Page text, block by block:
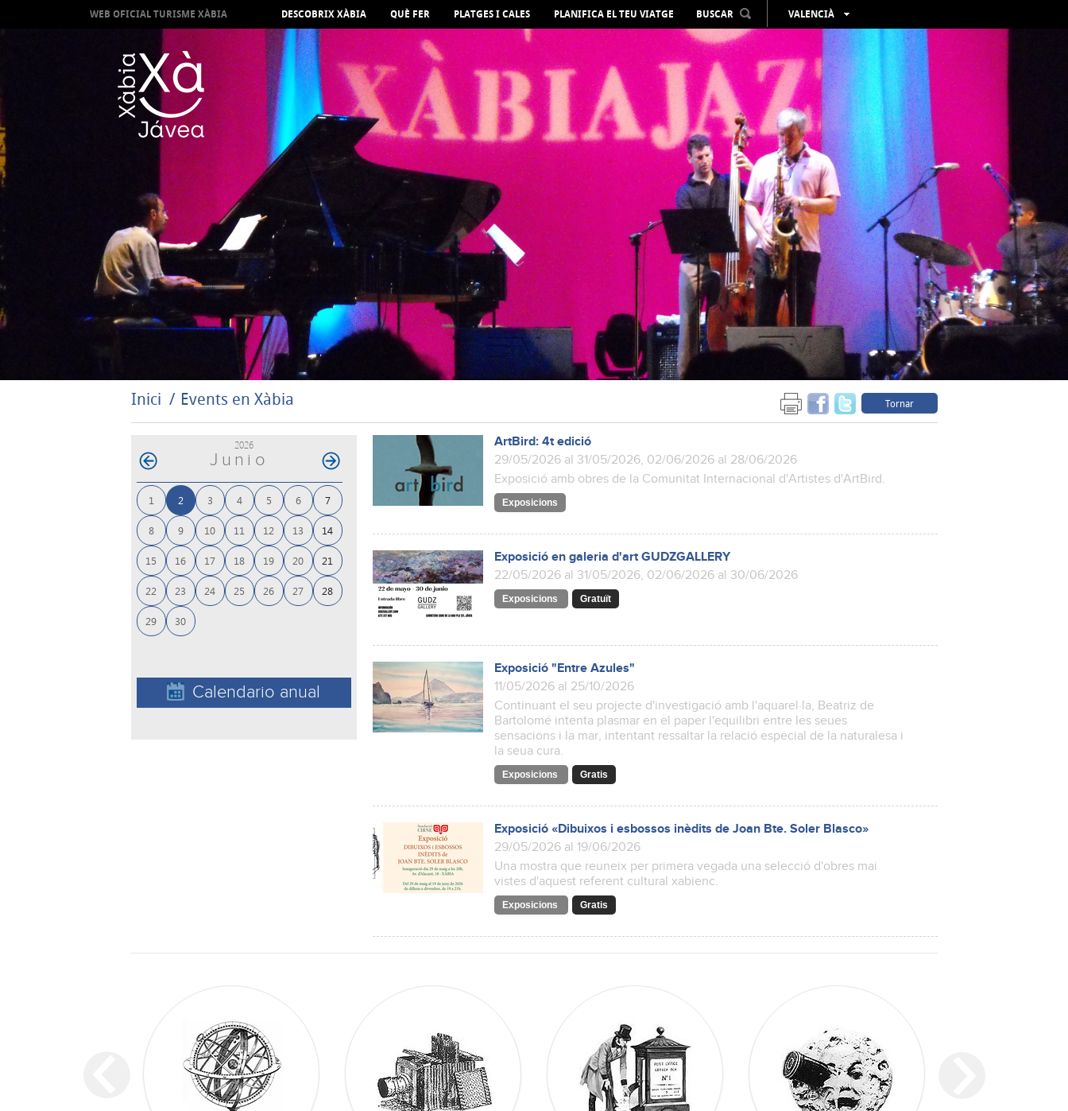
WEB OFICIAL TURISME XÀBIA DESCOBRIX XÀBIA QUÈ FER PLATGES I CALES PLANIFICA EL TEU VIATGE BUSCAR
VALENCIÀ
ESPAÑOL
ENGLISH
FRANÇAIS
DEUTSCH
РУССКИЙ
Inici Events en Xàbia Tornar
2026
Junio
1 2 3 4 5 6 7
8 9 10 11 12 13 14
15 16 17 18 19 20 21
22 23 24 25 26 27 28
29 30
Calendario anual
ArtBird: 4t edició
29/05/2026 al 31/05/2026, 02/06/2026 al 28/06/2026
Exposició amb obres de la Comunitat Internacional d'Artistes d'ArtBird.
Exposicions
Exposició en galeria d'art GUDZGALLERY
22/05/2026 al 31/05/2026, 02/06/2026 al 30/06/2026
Exposicions Gratuït
Exposició "Entre Azules"
11/05/2026 al 25/10/2026
Continuant el seu projecte d'investigació amb l'aquarel·la, Beatriz de
Bartolomé intenta plasmar en el paper l'equilibri entre les seues
sensacions i la mar, intentant ressaltar la relació especial de la naturalesa i
la seua cura.
Exposicions Gratis
Exposició «Dibuixos i esbossos inèdits de Joan Bte. Soler Blasco»
29/05/2026 al 19/06/2026
Una mostra que reuneix per primera vegada una selecció d'obres mai
vistes d'aquest referent cultural xabienc.
Exposicions Gratis